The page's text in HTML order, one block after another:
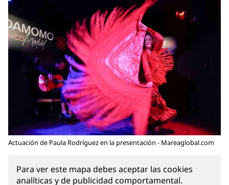
Actuación de Paula Rodríguez en la presentación - Mareaglobal.com
Para ver este mapa debes aceptar las cookies
analíticas y de publicidad comportamental.